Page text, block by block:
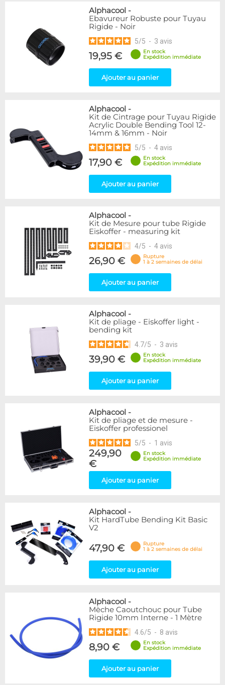
Alphacool -
Ebavureur Robuste pour Tuyau
Rigide - Noir
5/5 - 3 avis
19,95 €
En stock
Expédition immédiate
Ajouter au panier
Alphacool -
Kit de Cintrage pour Tuyau Rigide
Acrylic Double Bending Tool 12-
14mm & 16mm - Noir
5/5 - 4 avis
17,90 €
En stock
Expédition immédiate
Ajouter au panier
Alphacool -
Kit de Mesure pour tube Rigide
Eiskoffer - measuring kit
4/5 - 4 avis
26,90 €
Rupture
1 à 2 semaines de délai
Ajouter au panier
Alphacool -
Kit de pliage - Eiskoffer light -
bending kit
4.7/5 - 3 avis
39,90 €
En stock
Expédition immédiate
Ajouter au panier
Alphacool -
Kit de pliage et de mesure -
Eiskoffer professionel
5/5 - 1 avis
249,90
€
En stock
Expédition immédiate
Ajouter au panier
Alphacool -
Kit HardTube Bending Kit Basic
V2
47,90 €
Rupture
1 à 2 semaines de délai
Ajouter au panier
Alphacool -
Mèche Caoutchouc pour Tube
Rigide 10mm Interne - 1 Mètre
4.6/5 - 8 avis
8,90 €
En stock
Expédition immédiate
Ajouter au panier